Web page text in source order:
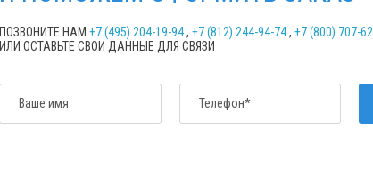
ПОЗВОНИТЕ НАМ +7 (495) 204-19-94, +7 (812) 244-94-74, +7 (800) 707-
ИЛИ ОСТАВЬТЕ СВОИ ДАННЫЕ ДЛЯ СВЯЗИ
Ваше имя Телефон*